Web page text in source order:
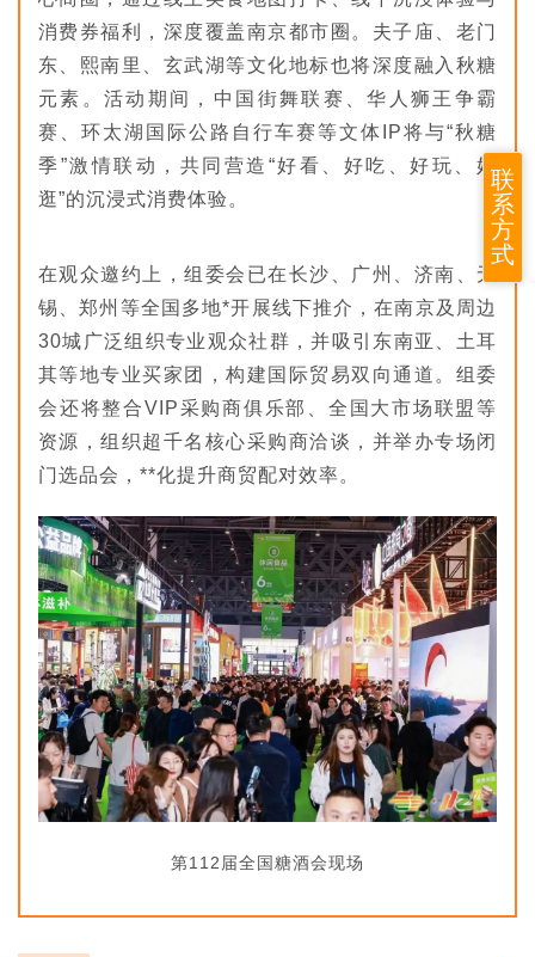
消费券福利，深度覆盖南京都市圈。夫子庙、老门
东、熙南里、玄武湖等文化地标也将深度融入秋糖
元素。活动期间，中国街舞联赛、华人狮王争霸
赛、环太湖国际公路自行车赛等文体IP将与“秋糖
季”激情联动，共同营造“好看、好吃、好玩、好
逛”的沉浸式消费体验。
在观众邀约上，组委会已在长沙、广州、济南、无
锡、郑州等全国多地*开展线下推介，在南京及周边
30城广泛组织专业观众社群，并吸引东南亚、土耳
其等地专业买家团，构建国际贸易双向通道。组委
会还将整合VIP采购商俱乐部、全国大市场联盟等
资源，组织超千名核心采购商洽谈，并举办专场闭
门选品会，**化提升商贸配对效率。
第112届全国糖酒会现场
联
系
方
式